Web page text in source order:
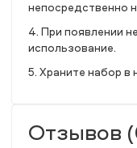
непосредственно
4. При появлении
использование.
5. Храните набор
Отзывов